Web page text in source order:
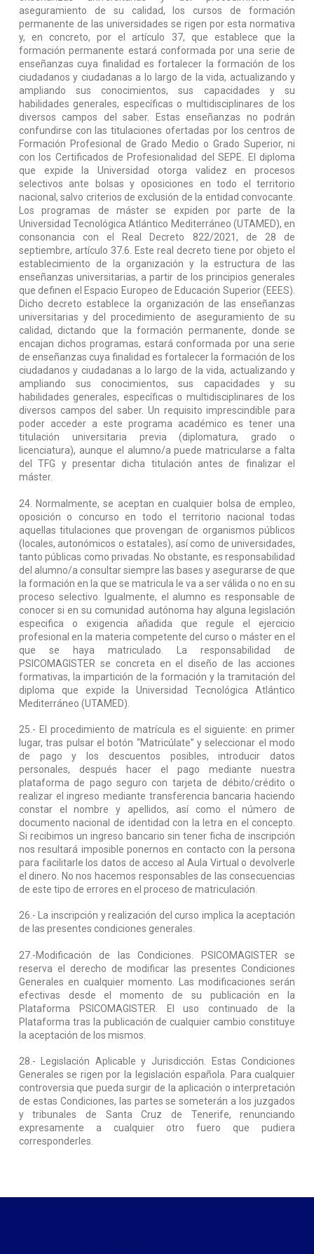
aseguramiento de su calidad, los cursos de formación
permanente de las universidades se rigen por esta normativa
y, en concreto, por el artículo 37, que establece que la
formación permanente estará conformada por una serie de
enseñanzas cuya finalidad es fortalecer la formación de los
ciudadanos y ciudadanas a lo largo de la vida, actualizando y
ampliando sus conocimientos, sus capacidades y su
habilidades generales, específicas o multidisciplinares de los
diversos campos del saber. Estas enseñanzas no podrán
confundirse con las titulaciones ofertadas por los centros de
Formación Profesional de Grado Medio o Grado Superior, ni
con los Certificados de Profesionalidad del SEPE. El diploma
que expide la Universidad otorga validez en procesos
selectivos ante bolsas y oposiciones en todo el territorio
nacional, salvo criterios de exclusión de la entidad convocante.
Los programas de máster se expiden por parte de la
Universidad Tecnológica Atlántico Mediterráneo (UTAMED), en
consonancia con el Real Decreto 822/2021, de 28 de
septiembre, artículo 37.6. Este real decreto tiene por objeto el
establecimiento de la organización y la estructura de las
enseñanzas universitarias, a partir de los principios generales
que definen el Espacio Europeo de Educación Superior (EEES).
Dicho decreto establece la organización de las enseñanzas
universitarias y del procedimiento de aseguramiento de su
calidad, dictando que la formación permanente, donde se
encajan dichos programas, estará conformada por una serie
de enseñanzas cuya finalidad es fortalecer la formación de los
ciudadanos y ciudadanas a lo largo de la vida, actualizando y
ampliando sus conocimientos, sus capacidades y su
habilidades generales, específicas o multidisciplinares de los
diversos campos del saber. Un requisito imprescindible para
poder acceder a este programa académico es tener una
titulación universitaria previa (diplomatura, grado o
licenciatura), aunque el alumno/a puede matricularse a falta
del TFG y presentar dicha titulación antes de finalizar el
máster.
24. Normalmente, se aceptan en cualquier bolsa de empleo,
oposición o concurso en todo el territorio nacional todas
aquellas titulaciones que provengan de organismos públicos
(locales, autonómicos o estatales), así como de universidades,
tanto públicas como privadas. No obstante, es responsabilidad
del alumno/a consultar siempre las bases y asegurarse de que
la formación en la que se matricula le va a ser válida o no en su
proceso selectivo. Igualmente, el alumno es responsable de
conocer si en su comunidad autónoma hay alguna legislación
especifica o exigencia añadida que regule el ejercicio
profesional en la materia competente del curso o máster en el
que se haya matriculado. La responsabilidad de
PSICOMAGISTER se concreta en el diseño de las acciones
formativas, la impartición de la formación y la tramitación del
diploma que expide la Universidad Tecnológica Atlántico
Mediterráneo (UTAMED).
25.- El procedimiento de matrícula es el siguiente: en primer
lugar, tras pulsar el botón “Matricúlate” y seleccionar el modo
de pago y los descuentos posibles, introducir datos
personales, después hacer el pago mediante nuestra
plataforma de pago seguro con tarjeta de débito/crédito o
realizar el ingreso mediante transferencia bancaria haciendo
constar el nombre y apellidos, así como el número de
documento nacional de identidad con la letra en el concepto.
Si recibimos un ingreso bancario sin tener ficha de inscripción
nos resultará imposible ponernos en contacto con la persona
para facilitarle los datos de acceso al Aula Virtual o devolverle
el dinero. No nos hacemos responsables de las consecuencias
de este tipo de errores en el proceso de matriculación.
26.- La inscripción y realización del curso implica la aceptación
de las presentes condiciones generales.
27.-Modificación de las Condiciones. PSICOMAGISTER se
reserva el derecho de modificar las presentes Condiciones
Generales en cualquier momento. Las modificaciones serán
efectivas desde el momento de su publicación en la
Plataforma PSICOMAGISTER. El uso continuado de la
Plataforma tras la publicación de cualquier cambio constituye
la aceptación de los mismos.
28.- Legislación Aplicable y Jurisdicción. Estas Condiciones
Generales se rigen por la legislación española. Para cualquier
controversia que pueda surgir de la aplicación o interpretación
de estas Condiciones, las partes se someterán a los juzgados
y tribunales de Santa Cruz de Tenerife, renunciando
expresamente a cualquier otro fuero que pudiera
corresponderles.